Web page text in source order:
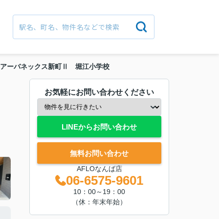
アーバネックス新町Ⅱ 堀江小学校
お気軽にお問い合わせください
LINEからお問い合わせ
無料お問い合わせ
AFLOなんば店
06-6575-9601
10：00～19：00
（休：年末年始）